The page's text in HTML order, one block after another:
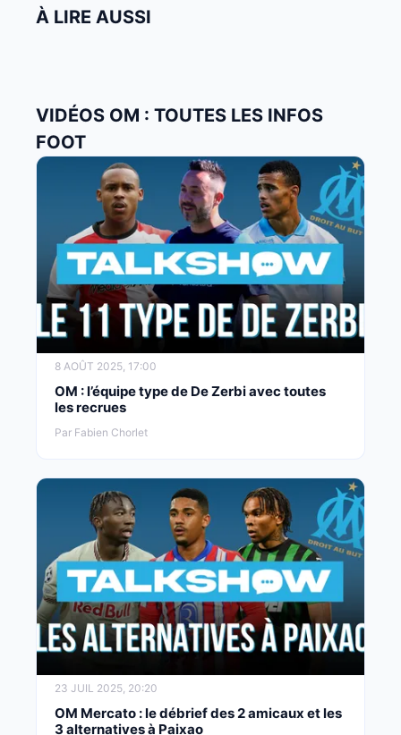
À LIRE AUSSI
VIDÉOS OM : TOUTES LES INFOS
FOOT
8 AOÛT 2025, 17:00
OM : l’équipe type de De Zerbi avec toutes
les recrues
Par Fabien Chorlet
23 JUIL 2025, 20:20
OM Mercato : le débrief des 2 amicaux et les
3 alternatives à Paixao